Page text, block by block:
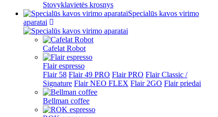
Stovyklavietės krosnys
Specialūs kavos virimo
aparatai
Cafelat Robot
Flair espresso
Flair 58 Flair 49 PRO Flair PRO Flair Classic /
Signature Flair NEO FLEX Flair 2GO Flair priedai
Bellman coffee